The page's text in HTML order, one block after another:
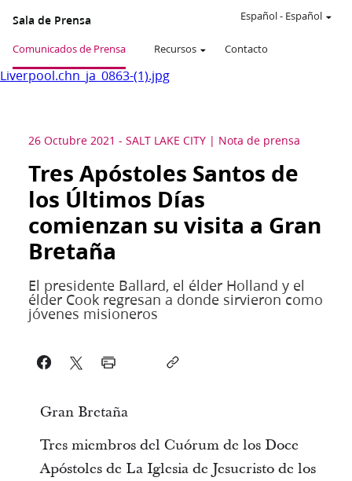
Sala de Prensa
Comunicados de Prensa Recursos Contacto
Español- Español
Liverpool.chn_ja_0863-(1).jpg
26 Octubre 2021 - SALT LAKE CITY Nota de prensa
Tres Apóstoles Santos de
los Últimos Días
comienzan su visita a Gran
Bretaña
El presidente Ballard, el élder Holland y el
élder Cook regresan a donde sirvieron como
jóvenes misioneros
Gran Bretaña
Tres miembros del Cuórum de los Doce
Apóstoles de La Iglesia de Jesucristo de los